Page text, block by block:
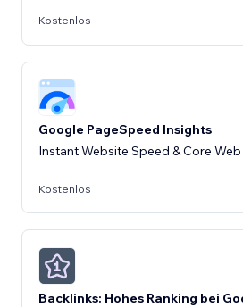
Kostenlos
Google PageSpeed Insights
Instant Website Speed & Core
Kostenlos
Backlinks: Hohes Ranking bei